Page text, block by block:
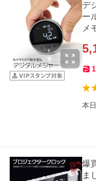
デ
ー
メ
本
爆
ま